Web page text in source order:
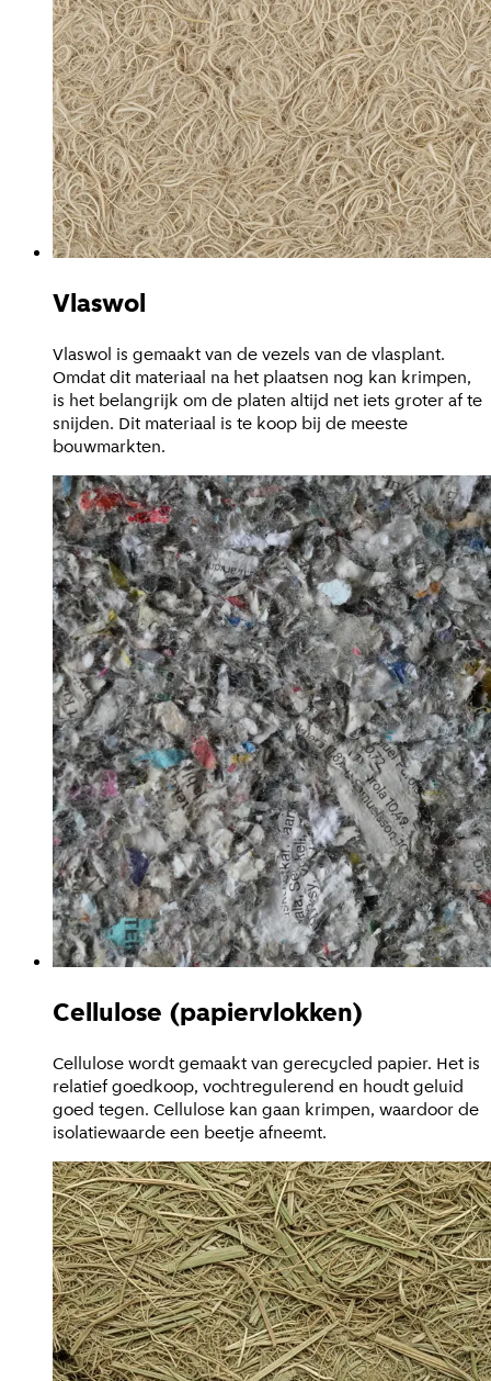
Vlaswol
Vlaswol is gemaakt van de vezels van de vlasplant.
Omdat dit materiaal na het plaatsen nog kan krimpen,
is het belangrijk om de platen altijd net iets groter af te
snijden. Dit materiaal is te koop bij de meeste
bouwmarkten.
Cellulose (papiervlokken)
Cellulose wordt gemaakt van gerecycled papier. Het is
relatief goedkoop, vochtregulerend en houdt geluid
goed tegen. Cellulose kan gaan krimpen, waardoor de
isolatiewaarde een beetje afneemt.